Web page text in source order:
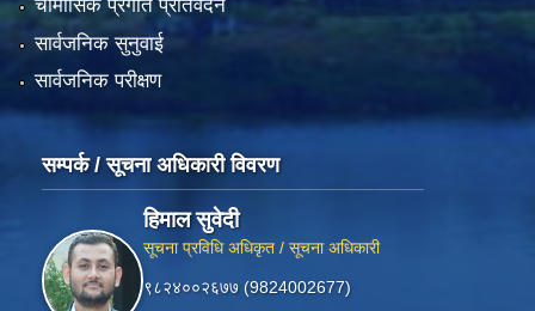
चौमासिक प्रगति प्रतिवेदन
सार्वजनिक सुनुवाई
सार्वजनिक परीक्षण
सम्पर्क / सूचना अधिकारी विवरण
हिमाल सुवेदी
सूचना प्रविधि अधिकृत / सूचना अधिकारी
९८२४००२६७७ (9824002677)